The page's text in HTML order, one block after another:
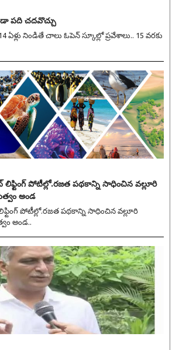
పది చదవొచ్చు
ఓపెన్ స్కూల్లో ప్రవేశాలు.. 15 వరకు
లిఫ్టింగ్ పోటీల్లో.రజత పథకాన్ని సాధించిన వల్లూరి
అండ
అండ..